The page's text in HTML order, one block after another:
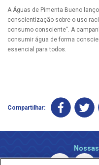
A Águas de Pimenta Bueno
conscientização sobre o uso
consumo consciente”. A
consumir água de forma
essencial para todos.
Compartilhar: